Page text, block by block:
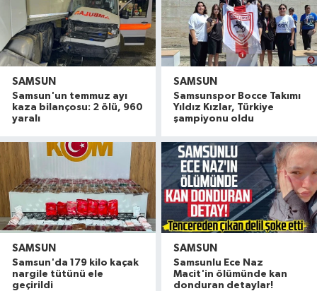
SAMSUN
Samsun'un temmuz ayı
kaza bilançosu: 2 ölü, 960
yaralı
SAMSUN
Samsunspor Bocce Takımı
Yıldız Kızlar, Türkiye
şampiyonu oldu
SAMSUN
Samsun'da 179 kilo kaçak
nargile tütünü ele
geçirildi
SAMSUN
Samsunlu Ece Naz
Macit'in ölümünde kan
donduran detaylar!